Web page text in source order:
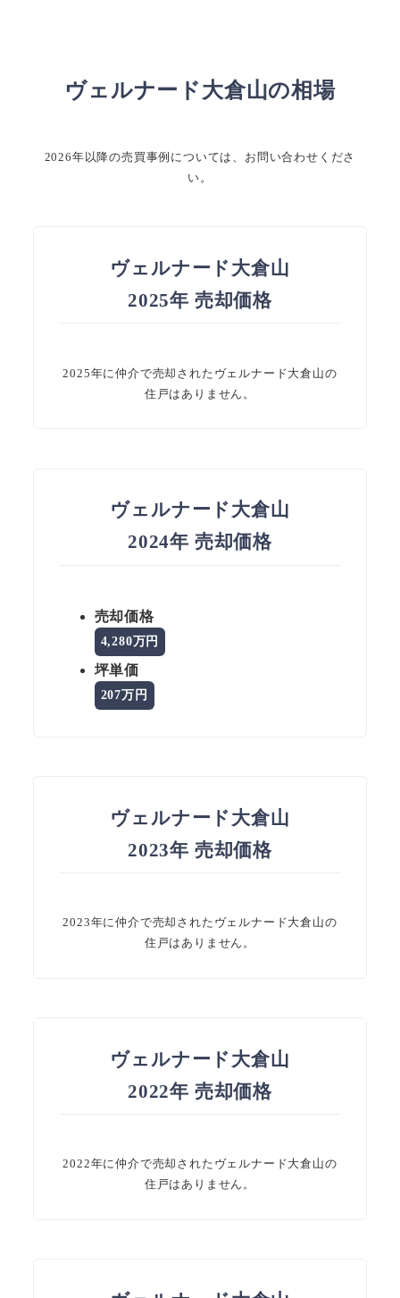
ヴェルナード大倉山の相場
2026年以降の売買事例については、お問い合わせくださ
い。
ヴェルナード大倉山
2025年 売却価格
2025年に仲介で売却されたヴェルナード大倉山の
住戸はありません。
ヴェルナード大倉山
2024年 売却価格
売却価格
4,280万円
坪単価
207万円
ヴェルナード大倉山
2023年 売却価格
2023年に仲介で売却されたヴェルナード大倉山の
住戸はありません。
ヴェルナード大倉山
2022年 売却価格
2022年に仲介で売却されたヴェルナード大倉山の
住戸はありません。